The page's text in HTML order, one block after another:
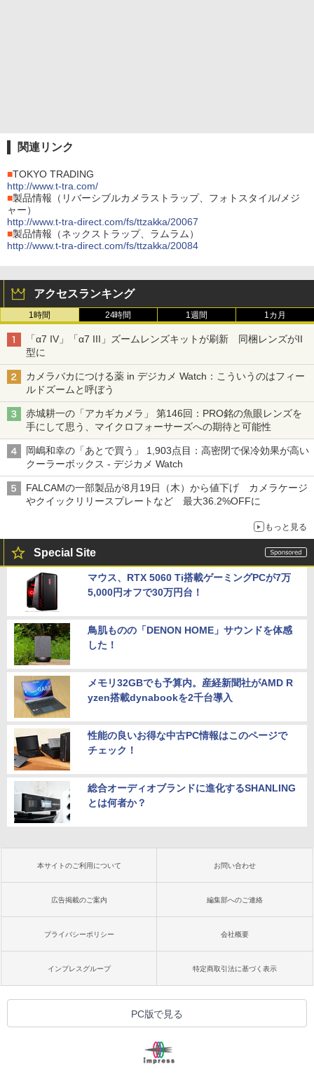
関連リンク
■TOKYO TRADING
http://www.t-tra.com/
■製品情報（リバーシブルカメラストラップ、フォトスタイル/メジ
ャー）
http://www.t-tra-direct.com/fs/ttzakka/20067
■製品情報（ネックストラップ、ラムラム）
http://www.t-tra-direct.com/fs/ttzakka/20084
アクセスランキング
1時間 24時間 1週間 1カ月
「α7 IV」「α7 III」ズームレンズキットが刷新 同梱レンズがII
型に
カメラバカにつける薬 in デジカメ Watch：こういうのはフィー
ルドズームと呼ぼう
赤城耕一の「アカギカメラ」 第146回：PRO銘の魚眼レンズを
手にして思う、マイクロフォーサーズへの期待と可能性
岡嶋和幸の「あとで買う」 1,903点目：高密閉で保冷効果が高い
クーラーボックス - デジカメ Watch
FALCAMの一部製品が8月19日（木）から値下げ カメラケージ
やクイックリリースプレートなど 最大36.2%OFFに
もっと見る
Special Site
マウス、RTX 5060 Ti搭載ゲーミングPCが7万
5,000円オフで30万円台！
鳥肌ものの「DENON HOME」サウンドを体感
した！
メモリ32GBでも予算内。産経新聞社がAMD R
yzen搭載dynabookを2千台導入
性能の良いお得な中古PC情報はこのページで
チェック！
総合オーディオブランドに進化するSHANLING
とは何者か？
本サイトのご利用について お問い合わせ
広告掲載のご案内 編集部へのご連絡
プライバシーポリシー 会社概要
インプレスグループ 特定商取引法に基づく表示
PC版で見る